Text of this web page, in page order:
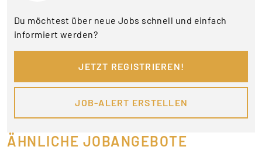
Du möchtest über neue Jobs schnell und einfach
informiert werden?
JETZT REGISTRIEREN!
JOB-ALERT ERSTELLEN
ÄHNLICHE JOBANGEBOTE